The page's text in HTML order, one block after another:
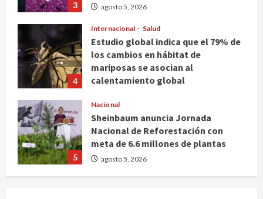
4
Estudio global indica que el 79% de
los cambios en hábitat de
mariposas se asocian al
calentamiento global
agosto 5, 2026
5
Sheinbaum anuncia Jornada
Nacional de Reforestación con
meta de 6.6 millones de plantas
agosto 5, 2026